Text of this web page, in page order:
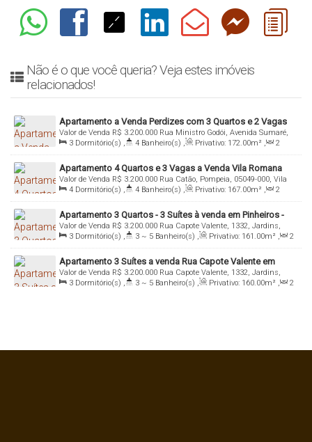
Não é o que você queria? Veja estes imóveis
relacionados!
Apartamento a Venda Perdizes com 3 Quartos e 2 Vagas
R$ 3.200.000
Valor de Venda
Rua Ministro Godói, Avenida Sumaré,
05015-000, Perdizes, São Paulo, São Paulo, Brasil
3 Dormitório(s) , 4 Banheiro(s) , Privativo: 172.00m² ,
2
Sala(s) , 3 Suíte(s) , Total: 172.00m² , 2 Vaga(s) ,
Útil:
172.00m²
Apartamento 4 Quartos e 3 Vagas a Venda Vila Romana
R$ 3.200.000
Valor de Venda
Rua Catão, Pompeia, 05049-000, Vila
Romana, São Paulo, São Paulo, Brasil
4 Dormitório(s) , 4 Banheiro(s) , Privativo: 167.00m² ,
2
Sala(s) , 2 Suíte(s) , Total: 167.00m² , 3 Vaga(s) ,
Útil:
167.00m²
Apartamento 3 Quartos - 3 Suítes à venda em Pinheiros -
São Paulo/SPR$ 3.200.000
Valor de Venda
Rua Capote Valente, 1332, Jardins,
05409-003, Pinheiros, São Paulo, São Paulo, Brasil
3 Dormitório(s) , 3 ~ 5 Banheiro(s) , Privativo: 161 .00m² ,
2
Sala(s) , 3 Suíte(s) , Total: 161.00m² , 2 Vaga(s) ,
Útil:
161.00m²
Apartamento 3 Suítes a venda Rua Capote Valente em
Pinheiros - São Paulo/SP
R$ 3.200.000
Valor de Venda
Rua Capote Valente, 1332, Jardins,
05409-003, Pinheiros, São Paulo, São Paulo, Brasil
3 Dormitório(s) , 3 ~ 5 Banheiro(s) , Privativo: 160.00m² ,
2